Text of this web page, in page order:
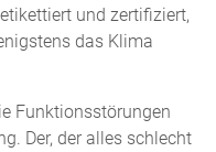
und zertifiziert,
das Klima
Funktionsstörungen
Der, der alles schlecht